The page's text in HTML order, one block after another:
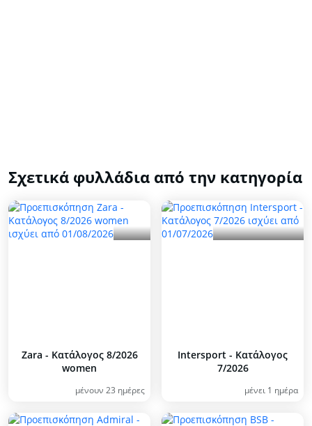
Σχετικά φυλλάδια από την κατηγορία
Zara - Kατάλογος 8/2026
women
μένουν 23 ημέρες
Intersport - Kατάλογος
7/2026
μένει 1 ημέρα